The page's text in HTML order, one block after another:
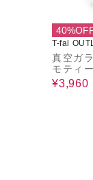
T-fal
真空ガ
モティ
クール
¥3,960